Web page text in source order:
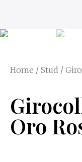
Home / Stud /
Oro